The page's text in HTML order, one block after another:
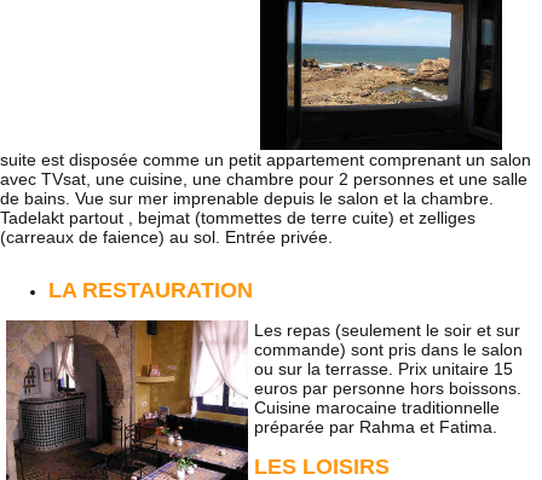
suite est disposée comme un petit appartement comprenant un salon
avec TVsat, une cuisine, une chambre pour 2 personnes et une salle
de bains. Vue sur mer imprenable depuis le salon et la chambre.
Tadelakt partout , bejmat (tommettes de terre cuite) et zelliges
(carreaux de faience) au sol. Entrée privée.
LA RESTAURATION
Les repas (seulement le soir et sur
commande) sont pris dans le salon
ou sur la terrasse. Prix unitaire 15
euros par personne hors boissons.
Cuisine marocaine traditionnelle
préparée par Rahma et Fatima.
LES LOISIRS